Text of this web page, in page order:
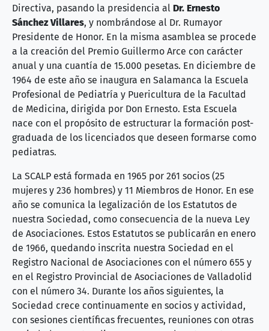
Directiva, pasando la presidencia al Dr. Ernesto
Sánchez Villares, y nombrándose al Dr. Rumayor
Presidente de Honor. En la misma asamblea se procede
a la creación del Premio Guillermo Arce con carácter
anual y una cuantía de 15.000 pesetas. En diciembre de
1964 de este año se inaugura en Salamanca la Escuela
Profesional de Pediatría y Puericultura de la Facultad
de Medicina, dirigida por Don Ernesto. Esta Escuela
nace con el propósito de estructurar la formación post-
graduada de los licenciados que deseen formarse como
pediatras.
La SCALP está formada en 1965 por 261 socios (25
mujeres y 236 hombres) y 11 Miembros de Honor. En ese
año se comunica la legalización de los Estatutos de
nuestra Sociedad, como consecuencia de la nueva Ley
de Asociaciones. Estos Estatutos se publicarán en enero
de 1966, quedando inscrita nuestra Sociedad en el
Registro Nacional de Asociaciones con el número 655 y
en el Registro Provincial de Asociaciones de Valladolid
con el número 34. Durante los años siguientes, la
Sociedad crece continuamente en socios y actividad,
con sesiones científicas frecuentes, reuniones con otras